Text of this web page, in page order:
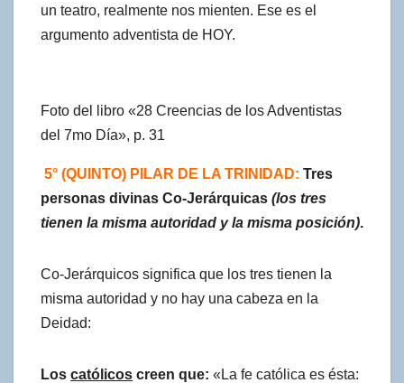
un teatro, realmente nos mienten. Ese es el
argumento adventista de HOY.
Foto del libro «28 Creencias de los Adventistas
del 7mo Día», p. 31
5° (QUINTO) PILAR DE LA TRINIDAD: Tres
personas divinas Co-Jerárquicas (los tres
tienen la misma autoridad y la misma posición).
Co-Jerárquicos significa que los tres tienen la
misma autoridad y no hay una cabeza en la
Deidad:
Los católicos creen que: «La fe católica es ésta: